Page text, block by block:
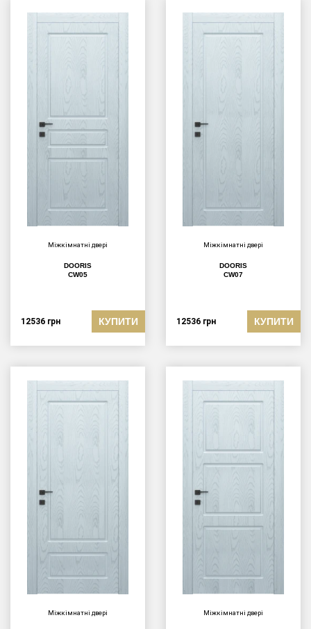
Міжкімнатні двері
DOORIS
CW05
12536 грн КУПИТИ
Міжкімнатні двері
DOORIS
CW07
12536 грн КУПИТИ
Міжкімнатні двері Міжкімнатні двері